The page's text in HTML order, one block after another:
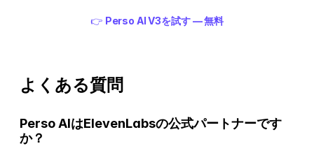
👉 Perso AI V3を試す — 無料
よくある質問
Perso AIはElevenLabsの公式パートナーです
か？